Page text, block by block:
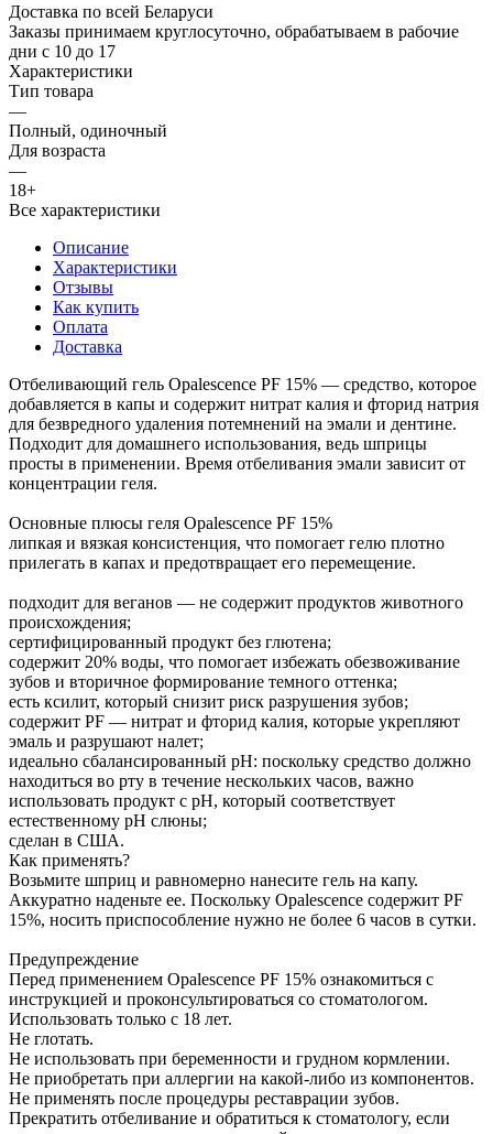
Доставка по всей Беларуси
Заказы принимаем круглосуточно, обрабатываем в рабочие
дни с 10 до 17
Характеристики
Тип товара
—
Полный, одиночный
Для возраста
—
18+
Все характеристики
Описание
Характеристики
Отзывы
Как купить
Оплата
Доставка
Отбеливающий гель Opalescence PF 15% — средство, которое
добавляется в капы и содержит нитрат калия и фторид натрия
для безвредного удаления потемнений на эмали и дентине.
Подходит для домашнего использования, ведь шприцы
просты в применении. Время отбеливания эмали зависит от
концентрации геля.
Основные плюсы геля Opalescence PF 15%
липкая и вязкая консистенция, что помогает гелю плотно
прилегать в капах и предотвращает его перемещение.
подходит для веганов — не содержит продуктов животного
происхождения;
сертифицированный продукт без глютена;
содержит 20% воды, что помогает избежать обезвоживание
зубов и вторичное формирование темного оттенка;
есть ксилит, который снизит риск разрушения зубов;
содержит PF — нитрат и фторид калия, которые укрепляют
эмаль и разрушают налет;
идеально сбалансированный pH: поскольку средство должно
находиться во рту в течение нескольких часов, важно
использовать продукт с pH, который соответствует
естественному pH слюны;
сделан в США.
Как применять?
Возьмите шприц и равномерно нанесите гель на капу.
Аккуратно наденьте ее. Поскольку Opalescence содержит PF
15%, носить приспособление нужно не более 6 часов в сутки.
Предупреждение
Перед применением Opalescence PF 15% ознакомиться с
инструкцией и проконсультироваться со стоматологом.
Использовать только с 18 лет.
Не глотать.
Не использовать при беременности и грудном кормлении.
Не приобретать при аллергии на какой-либо из компонентов.
Не применять после процедуры реставрации зубов.
Прекратить отбеливание и обратиться к стоматологу, если